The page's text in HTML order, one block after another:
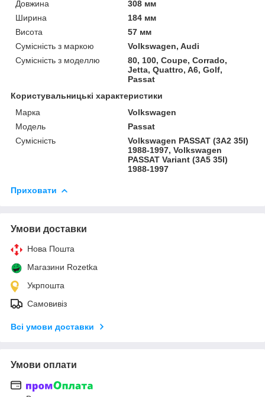
Довжина
308 мм
Ширина
184 мм
Висота
57 мм
Сумісність з маркою
Volkswagen, Audi
Сумісність з моделлю
80, 100, Coupe, Corrado,
Jetta, Quattro, A6, Golf,
Passat
Користувальницькі характеристики
Марка
Volkswagen
Модель
Passat
Сумісність
Volkswagen PASSAT (3A2 35I)
1988-1997, Volkswagen
PASSAT Variant (3A5 35I)
1988-1997
Приховати
Умови доставки
Нова Пошта
Магазини Rozetka
Укрпошта
Самовивіз
Всі умови доставки
Умови оплати